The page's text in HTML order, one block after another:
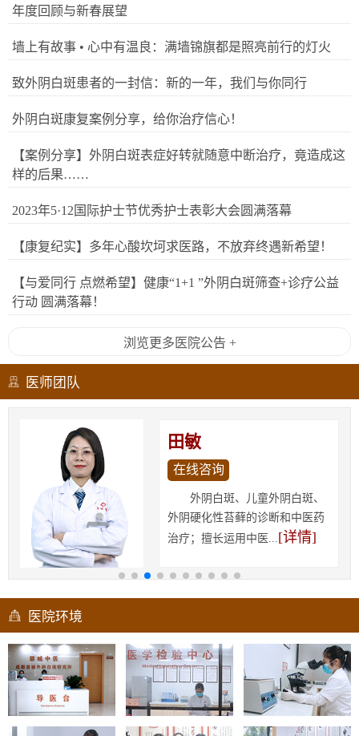
年度回顾与新春展望
墙上有故事 • 心中有温良：满墙锦旗都是照亮前行的灯火
致外阴白斑患者的一封信：新的一年，我们与你同行
外阴白斑康复案例分享，给你治疗信心！
【案例分享】外阴白斑表症好转就随意中断治疗，竟造成这
样的后果……
2023年5·12国际护士节优秀护士表彰大会圆满落幕
【康复纪实】多年心酸坎坷求医路，不放弃终遇新希望！
【与爱同行 点燃希望】健康“1+1 ”外阴白斑筛查+诊疗公益
行动 圆满落幕！
浏览更多医院公告 +
医师团队
田敏
在线咨询
外阴白斑、儿童外阴白斑、
外阴硬化性苔藓的诊断和中医药
治疗；擅长运用中医...[详情]
医院环境